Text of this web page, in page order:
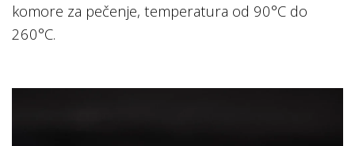
komore za pečenje, temperatura od 90°C do
260°C.